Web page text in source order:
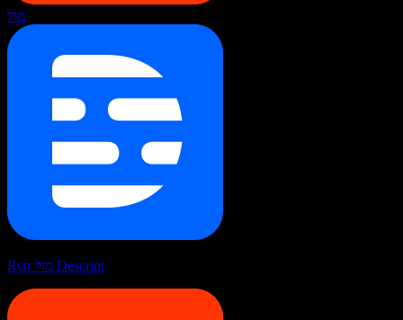
מול
Rytr מול Descript